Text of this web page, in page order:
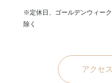
※定休日、ゴールデンウィー
除く
アクセ